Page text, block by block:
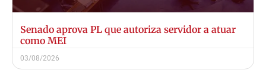
Senado aprova PL que autoriza servidor a atuar
como MEI
03/08/2026